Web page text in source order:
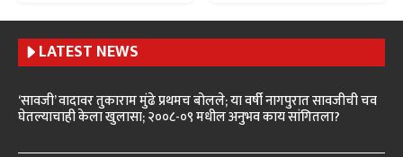
LATEST NEWS
‘सावजी’ वादावर तुकाराम मुंढे प्रथमच बोलले; या वर्षी नागपुरात सावजीची चव
घेतल्याचाही केला खुलासा; २००८-०९ मधील अनुभव काय सांगितला?